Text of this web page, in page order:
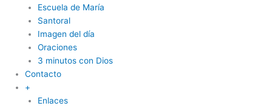
Escuela de María
Santoral
Imagen del día
Oraciones
3 minutos con Dios
Contacto
+
Enlaces